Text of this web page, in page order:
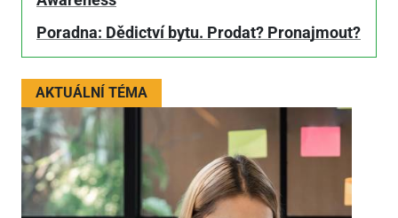
Poradna: Dědictví bytu. Prodat? Pronajmout?
AKTUÁLNÍ TÉMA